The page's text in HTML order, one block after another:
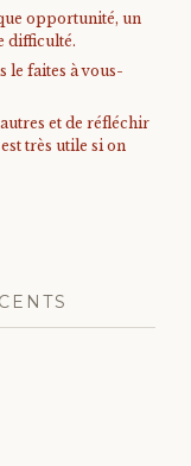
opportunité, un
difficulté.
le faites à vous-
et de réfléchir
très utile si on